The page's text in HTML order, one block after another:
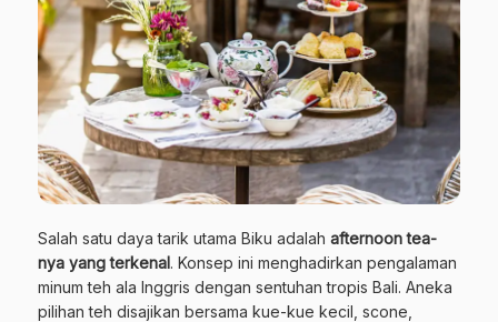
Salah satu daya tarik utama Biku adalah afternoon tea-
nya yang terkenal. Konsep ini menghadirkan pengalaman
minum teh ala Inggris dengan sentuhan tropis Bali. Aneka
pilihan teh disajikan bersama kue-kue kecil, scone,